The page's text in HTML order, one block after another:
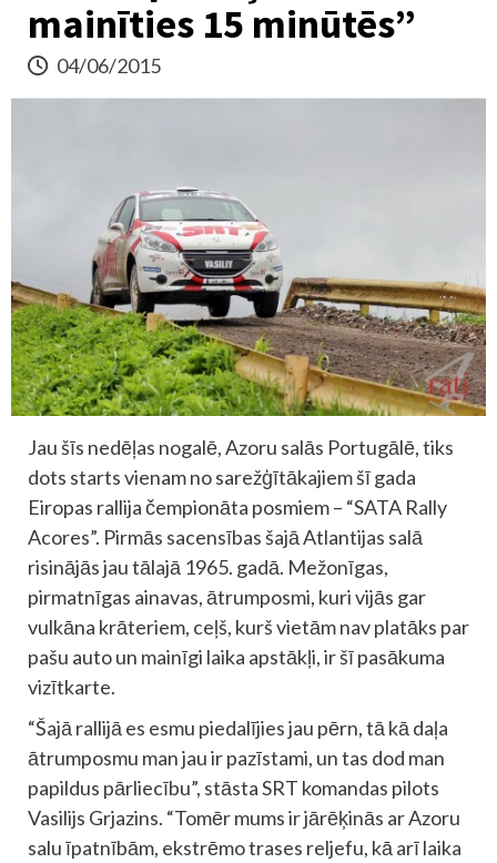
mainīties 15 minūtēs”
04/06/2015
Jau šīs nedēļas nogalē, Azoru salās Portugālē, tiks
dots starts vienam no sarežģītākajiem šī gada
Eiropas rallija čempionāta posmiem – “SATA Rally
Acores”. Pirmās sacensības šajā Atlantijas salā
risinājās jau tālajā 1965. gadā. Mežonīgas,
pirmatnīgas ainavas, ātrumposmi, kuri vijās gar
vulkāna krāteriem, ceļš, kurš vietām nav platāks par
pašu auto un mainīgi laika apstākļi, ir šī pasākuma
vizītkarte.
“Šajā rallijā es esmu piedalījies jau pērn, tā kā daļa
ātrumposmu man jau ir pazīstami, un tas dod man
papildus pārliecību”, stāsta SRT komandas pilots
Vasilijs Grjazins. “Tomēr mums ir jārēķinās ar Azoru
salu īpatnībām, ekstrēmo trases reljefu, kā arī laika